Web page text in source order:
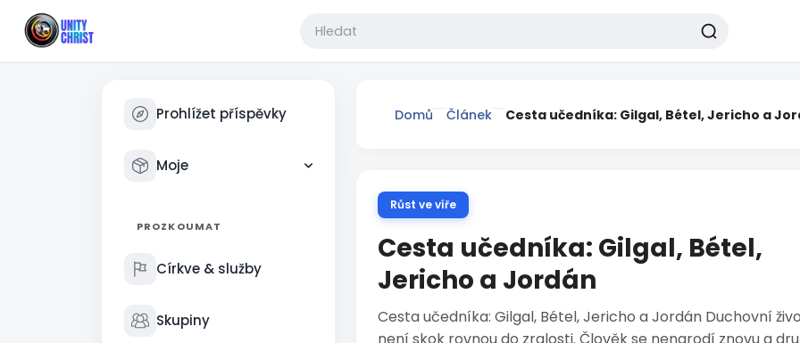
Prohlížet příspěvky
Moje
PROZKOUMAT
Církve & služby
Skupiny
Domů Článek Cesta učedníka: Gilgal, Bétel, Jericho a
Růst ve víře
Cesta učedníka: Gilgal, Bétel,
Jericho a Jordán
Cesta učedníka: Gilgal, Bétel, Jericho a Jordán Duchovní